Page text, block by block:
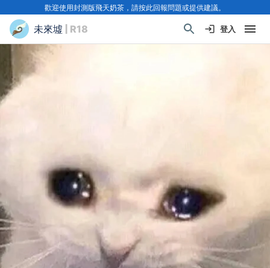
歡迎使用封測版飛天奶茶，請按此回報問題或提供建議。
未來墟 | R18 登入